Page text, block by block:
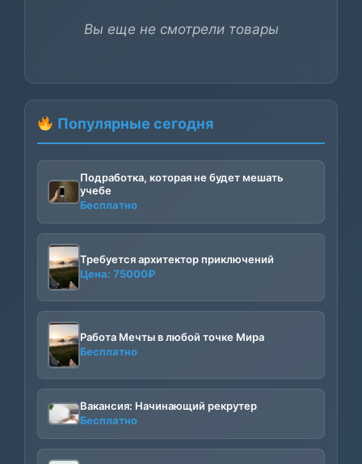
Вы еще не смотрели товары
Популярные сегодня
Подработка, которая не будет мешать
учебе
Бесплатно
Требуется архитектор приключений
Цена: 75000₽
Работа Мечты в любой точке Мира
Бесплатно
Вакансия: Начинающий рекрутер
Бесплатно